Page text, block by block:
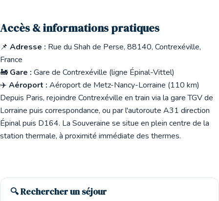
Accès & informations pratiques
📌 Adresse : Rue du Shah de Perse, 88140, Contrexéville,
France
🚂 Gare : Gare de Contrexéville (ligne Épinal-Vittel)
✈️ Aéroport : Aéroport de Metz-Nancy-Lorraine (110 km)
Depuis Paris, rejoindre Contrexéville en train via la gare TGV de
Lorraine puis correspondance, ou par l'autoroute A31 direction
Épinal puis D164. La Souveraine se situe en plein centre de la
station thermale, à proximité immédiate des thermes.
🔍 Rechercher un séjour